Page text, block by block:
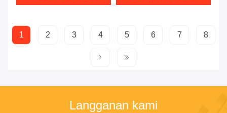
1 2 3 4 5 6 7 8
Langganan kami